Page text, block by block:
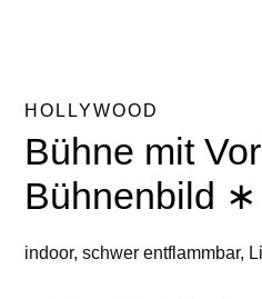
HOLLYWOOD
Bühne mit
Bühnenbild
indoor, schwer entflammbar,